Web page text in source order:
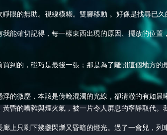
眼的無助。視線模糊。雙腳移動 。好像是找尋已久
能確切記得，每一樣東西出現的原因、擺放的位置
到的，碰巧是最後一張；那是為了離開這個地方的
的微塵，本該是傍晚混濁的光線，卻清澈的有如晨
黃昏的嘈雜與煙火氣，被一片令人屏息的寧靜取代
上只剩下幾盞閃爍又昏暗的燈光。過了一會兒，列